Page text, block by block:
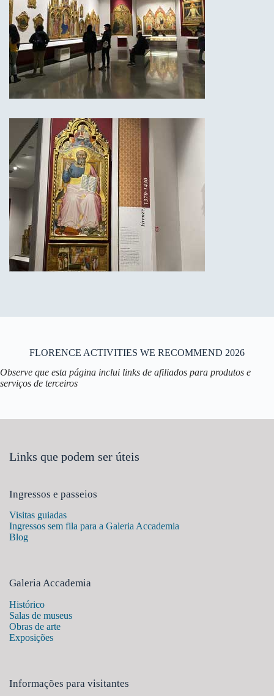
FLORENCE ACTIVITIES WE RECOMMEND 2026
Observe que esta página inclui links de afiliados para produtos e
serviços de terceiros
Links que podem ser úteis
Ingressos e passeios
Visitas guiadas
Ingressos sem fila para a Galeria Accademia
Blog
Galeria Accademia
Histórico
Salas de museus
Obras de arte
Exposições
Informações para visitantes